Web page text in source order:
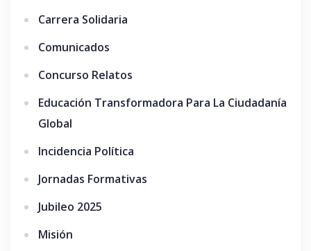
Carrera Solidaria
Comunicados
Concurso Relatos
Educación Transformadora Para La Ciudadanía
Global
Incidencia Política
Jornadas Formativas
Jubileo 2025
Misión